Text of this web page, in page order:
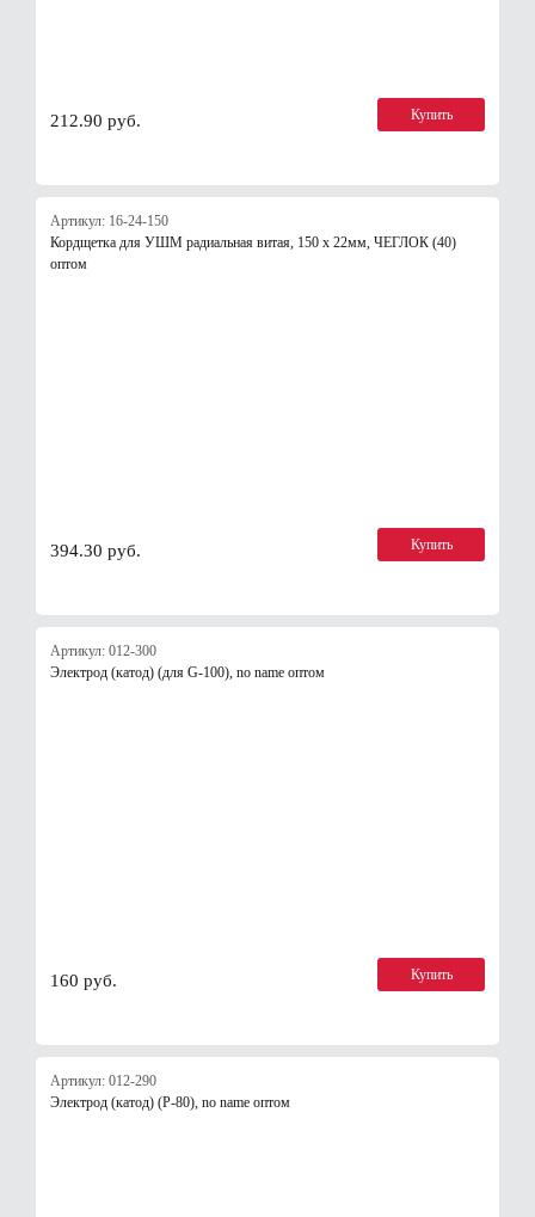
212.90 руб. Купить
Артикул: 16-24-150
Кордщетка для УШМ радиальная витая, 150 x 22мм, ЧЕГЛОК (40)
оптом
394.30 руб. Купить
Артикул: 012-300
Электрод (катод) (для G-100), no name оптом
160 руб. Купить
Артикул: 012-290
Электрод (катод) (Р-80), no name оптом